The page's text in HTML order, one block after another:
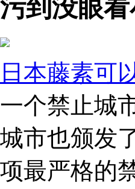
污到没眼
日本藤素可
一个禁止城
城市也颁发
项最严格的